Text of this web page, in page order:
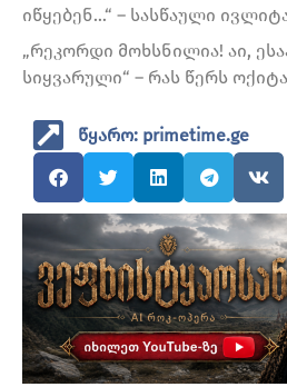
იწყებენ…“ – სასწაული
„რეკორდი მოხსნილია! აი,
სიყვარული“ – რას წერს
წყარო: primetime.ge